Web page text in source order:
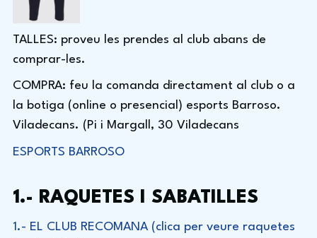
TALLES: proveu les prendes al club abans de
comprar-les.
COMPRA: feu la comanda directament al club o a
la botiga (online o presencial) esports Barroso.
Viladecans. ( Pi i Margall, 30 Viladecans
ESPORTS BARROSO
1.- RAQUETES I SABATILLES
1.- EL CLUB RECOMANA (clica per veure raquetes